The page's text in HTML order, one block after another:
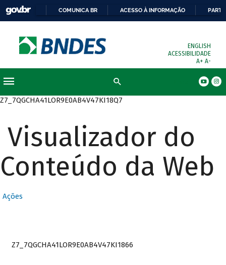
COMUNICA BR ACESSO À INFORMAÇÃO
ENGLISH
ACESSIBILIDADE
A+ A-
Z7_7QGCHA41LOR9E0AB4V47KI18Q7
Visualizador do
Conteúdo da Web
Ações
Z7_7QGCHA41LOR9E0AB4V47KI1866